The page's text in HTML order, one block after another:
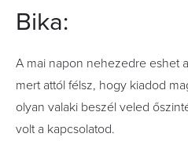
Bika:
A mai napon nehezedre eshet
mert attól félsz, hogy kiadod
olyan valaki beszél veled
volt a kapcsolatod.